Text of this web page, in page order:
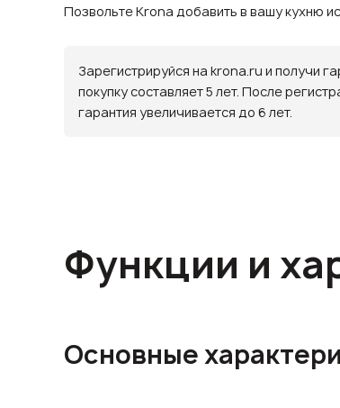
Позвольте Krona добавить в вашу кухню
Зарегистрируйся на krona.ru и получи
покупку составляет 5 лет. После
гарантия увеличивается до 6 лет.
Функции и
Основные